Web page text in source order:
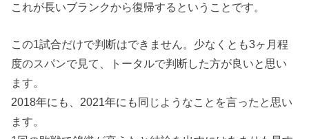
これが長いブランクから復帰するということです。
この1試合だけで判断はできません。少なくとも3ヶ月程
度のスパンで見て、トータルで判断した方が良いと思い
ます。
2018年にも、2021年にも同じようなことを言ったと思い
ます。